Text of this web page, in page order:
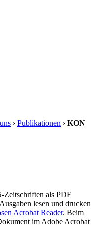
› Publikationen › KON
Zeitschriften als PDF
lesen und drucken
Acrobat Reader. Beim
im Adobe Acrobat